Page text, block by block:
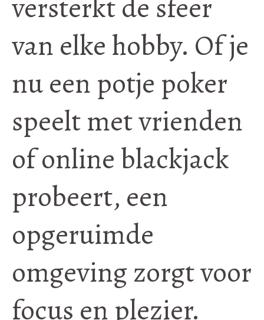
van elke hobby. Of je
nu een potje poker
speelt met vrienden
of online blackjack
probeert, een
opgeruimde
omgeving zorgt voor
focus en plezier.